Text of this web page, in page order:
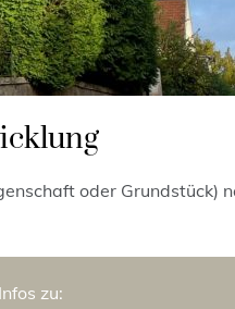
oder Grundstück)
zu: